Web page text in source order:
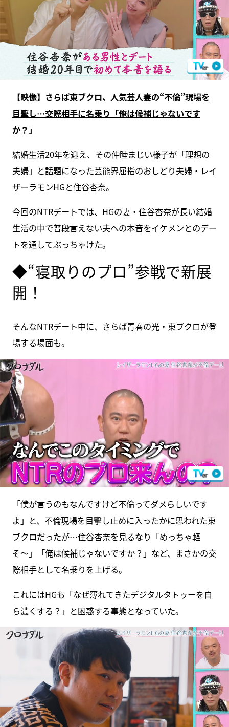
【映像】さらば東ブクロ、人気芸人妻の“不倫”現場を
目撃し…交際相手に名乗り「俺は候補じゃないです
か？」
結婚生活20年を迎え、その仲睦まじい様子が「理想の
夫婦」と話題になった芸能界屈指のおしどり夫婦・レイ
ザーラモンHGと住谷杏奈。
今回のNTRデートでは、HGの妻・住谷杏奈が長い結婚
生活の中で普段言えない夫への本音をイケメンとのデー
トを通してぶっちゃけた。
◆“寝取りのプロ”参戦で新展
開！
そんなNTRデート中に、さらば青春の光・東ブクロが登
場する場面も。
「僕が言うのもなんですけど不倫ってダメらしいです
よ」と、不倫現場を目撃し止めに入ったかに思われた東
ブクロだったが…住谷杏奈を見るなり「めっちゃ軽
そ〜」「俺は候補じゃないですか？」など、まさかの交
際相手として名乗りを上げる。
これにはHGも「なぜ薄れてきたデジタルタトゥーを自
ら濃くする？」と困惑する事態となっていた。